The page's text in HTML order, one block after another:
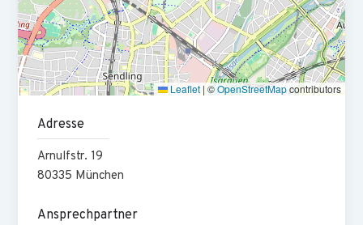
Leaflet |©OpenStreetMapcontributors
Adresse
Arnulfstr. 19
80335 München
Ansprechpartner